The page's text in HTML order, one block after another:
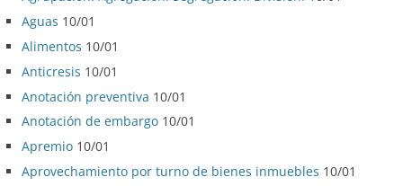
Aguas 10/01
Alimentos 10/01
Anticresis 10/01
Anotación preventiva 10/01
Anotación de embargo 10/01
Apremio 10/01
Aprovechamiento por turno de bienes inmuebles 10/01